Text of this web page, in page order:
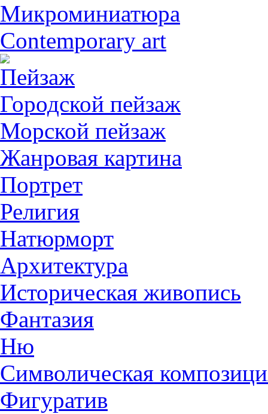
Микроминиатюра
Contemporary art
Пейзаж
Городской пейзаж
Морской пейзаж
Жанровая картина
Портрет
Религия
Натюрморт
Архитектура
Историческая живопись
Фантазия
Ню
Символическая
Фигуратив